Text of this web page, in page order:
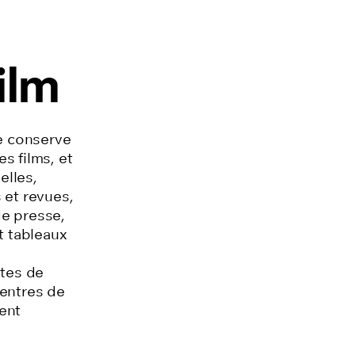
conserve
films, et
revues,
presse,
tableaux
de
de